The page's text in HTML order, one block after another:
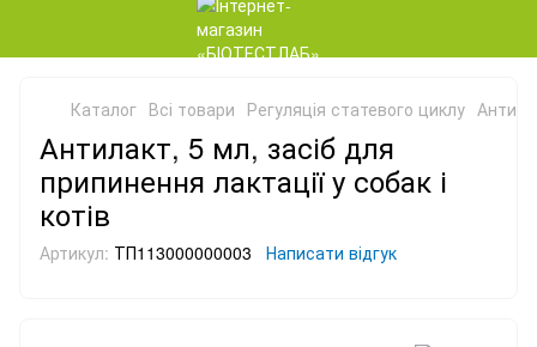
Каталог Всі товари Регуляція статевого циклу
Антилакт, 5 мл, засіб для
припинення лактації у собак і
котів
Артикул: ТП113000000003 Написати відгук